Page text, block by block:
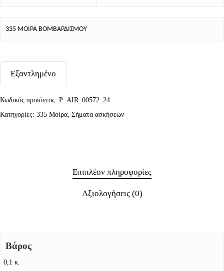
335 ΜΟΙΡΑ ΒΟΜΒΑΡΔΙΣΜΟΥ
Εξαντλημένο
Κωδικός προϊόντος: P_AIR_00572_24
Κατηγορίες: 335 Μοίρα, Σήματα ασκήσεων
Επιπλέον πληροφορίες
Αξιολογήσεις (0)
Βάρος
0,1 κ.